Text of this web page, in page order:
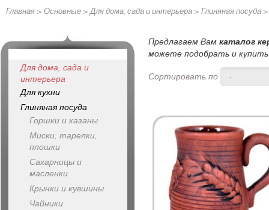
Главная > Основные >Для дома, сада и интерьера > Глиняная посуда
Предлагаем Вам каталог
можете подобрать и купить
Сортировать по
-
Для дома, сада и
интерьера
Для кухни
Глиняная посуда
Горшки и казаны
Миски, тарелки,
плошки
Сахарницы и
масленки
Крынки и кувшины
Чайники